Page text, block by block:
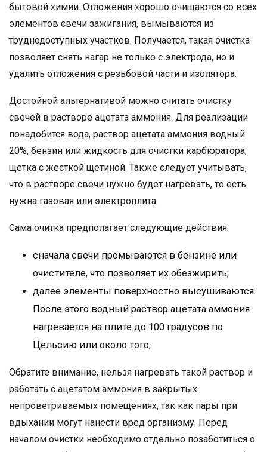
бытовой химии. Отложения хорошо очищаются со всех
элементов свечи зажигания, вымываются из
труднодоступных участков. Получается, такая очистка
позволяет снять нагар не только с электрода, но и
удалить отложения с резьбовой части и изолятора.
Достойной альтернативой можно считать очистку
свечей в растворе ацетата аммония. Для реализации
понадобится вода, раствор ацетата аммония водный
20%, бензин или жидкость для очистки карбюратора,
щетка с жесткой щетиной. Также следует учитывать,
что в растворе свечи нужно будет нагревать, то есть
нужна газовая или электроплита.
Сама очитка предполагает следующие действия:
сначала свечи промываются в бензине или
очистителе, что позволяет их обезжирить;
далее элементы поверхностно высушиваются.
После этого водный раствор ацетата аммония
нагревается на плите до 100 градусов по
Цельсию или около того;
Обратите внимание, нельзя нагревать такой раствор и
работать с ацетатом аммония в закрытых
непроветриваемых помещениях, так как пары при
вдыхании могут нанести вред организму. Перед
началом очистки необходимо отдельно позаботиться о